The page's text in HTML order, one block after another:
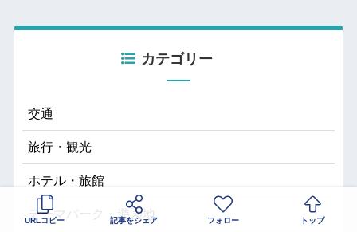
カテゴリー
交通
旅行・観光
ホテル・旅館
テーマパーク・遊園地
URLコピー 記事をシェア フォロー トップ